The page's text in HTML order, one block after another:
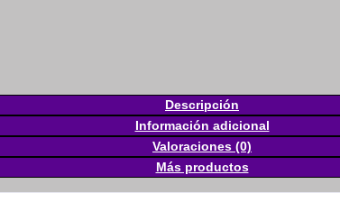
Descripción
Información adicional
Valoraciones (0)
Más productos